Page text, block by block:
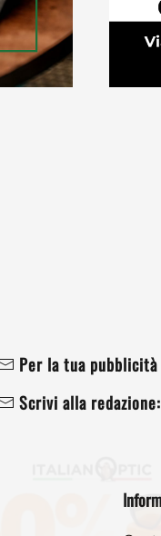
Per la tua
Scrivi alla redazione: